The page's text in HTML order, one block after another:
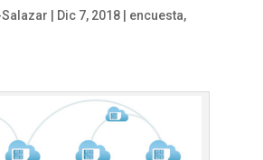
Dic 7, 2018| encuesta,